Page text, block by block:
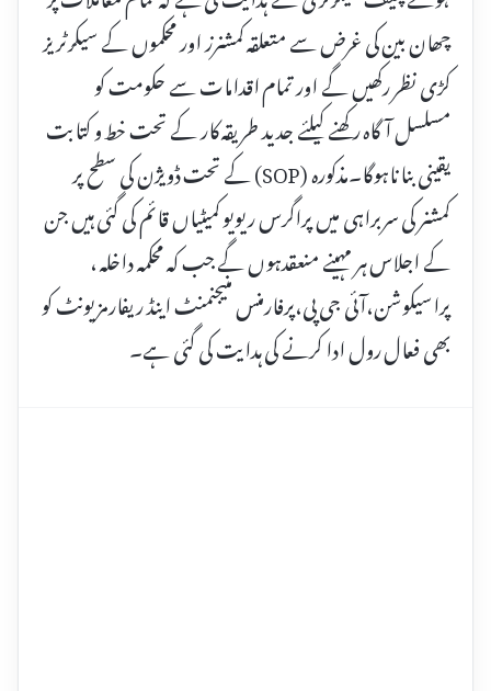
چھان بین کی غرض سے متعلقہ کمشنرز اور محکموں کے سیکرٹریز
کڑی نظر رکھیں گے اور تمام اقدامات سے حکومت کو
مسلسل آگاہ رکھنے کیلئے جدید طریقہ کار کے تحت خط و کتابت
یقینی بنا ناہوگا۔مذکورہ (SOP) کے تحت ڈویژن کی سطح پر
کمشنر کی سربراہی میں پراگرس ریویو کمیٹیاں قائم کی گئی ہیں جن
کے اجلاس ہر مہینے منعقدہوں گے جب کہ محکمہ داخلہ ،
پراسیکوشن،آئی جی پی،پرفارمنس منیجنمنٹ اینڈ ریفارمز یونٹ کو
بھی فعال رول ادا کرنے کی ہدایت کی گئی ہے۔